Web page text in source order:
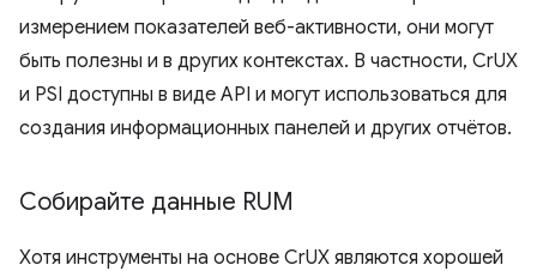
измерением показателей веб-активности, они могут
быть полезны и в других контекстах. В частности, CrUX
и PSI доступны в виде API и могут использоваться для
создания информационных панелей и других отчётов.
Собирайте данные RUM
Хотя инструменты на основе CrUX являются хорошей